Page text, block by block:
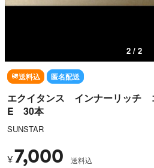
1 / 2
送料込 匿名配送
エクイタンス インナーリッチ
E 30本
SUNSTAR
¥7,000 送料込